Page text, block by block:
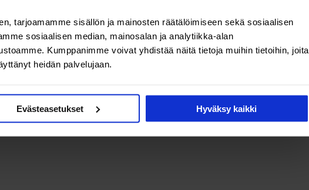
tarjoamamme sisällön ja mainosten räätälöimiseen sekä sosiaalisen
sosiaalisen median, mainosalan ja analytiikka-alan
Kumppanimme voivat yhdistää näitä tietoja muihin tietoihin, joita
heidän palvelujaan.
Evästeasetukset Hyväksy kaikki
käänne